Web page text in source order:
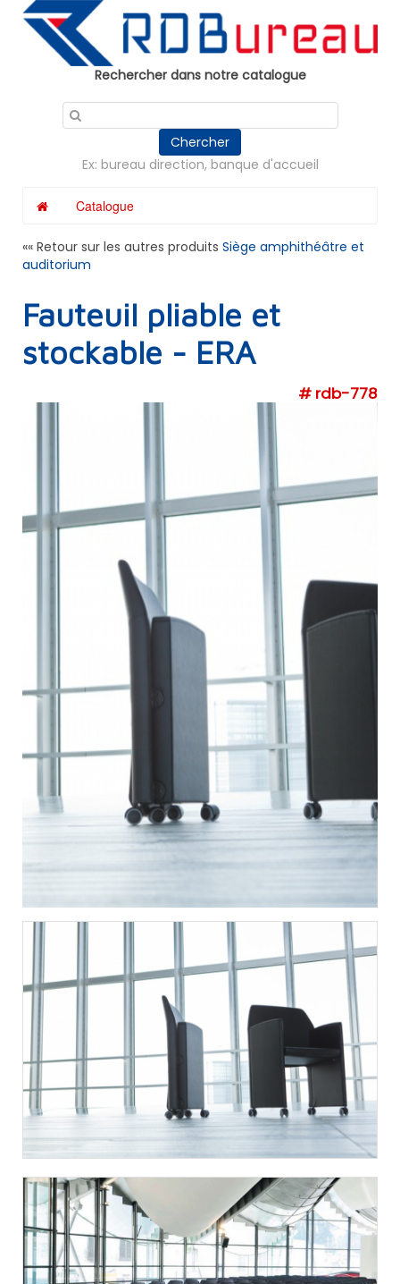
Rechercher dans notre catalogue
Chercher
Ex: bureau direction, banque d'accueil
Catalogue
«« Retour sur les autres produits Siège amphithéâtre et
auditorium
Fauteuil pliable et
stockable - ERA
# rdb-778
Panneau de gestion des cookies